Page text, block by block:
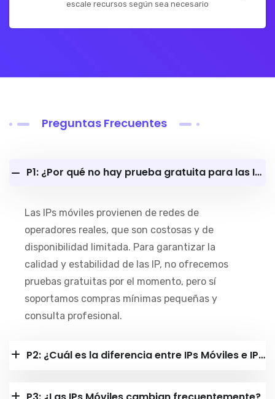
escale recursos según sea necesario
Preguntas Frecuentes
P1: ¿Por qué no hay prueba gratuita para las IPs Móviles?
Las IPs móviles provienen de redes de
operadores reales, que son costosas y de
disponibilidad limitada. Para garantizar la
calidad y estabilidad de las IP, no ofrecemos
pruebas gratuitas por el momento, pero sí
soportamos compras mínimas pequeñas y
consulta profesional.
P2: ¿Cuál es la diferencia entre IPs Móviles e IPs Residenciales Dinámicas?